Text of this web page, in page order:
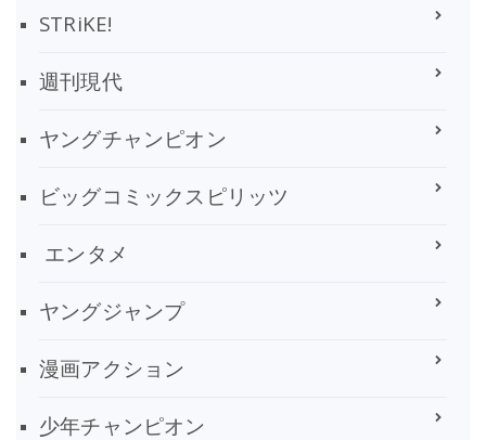
STRiKE!
週刊現代
ヤングチャンピオン
ビッグコミックスピリッツ
エンタメ
ヤングジャンプ
漫画アクション
少年チャンピオン